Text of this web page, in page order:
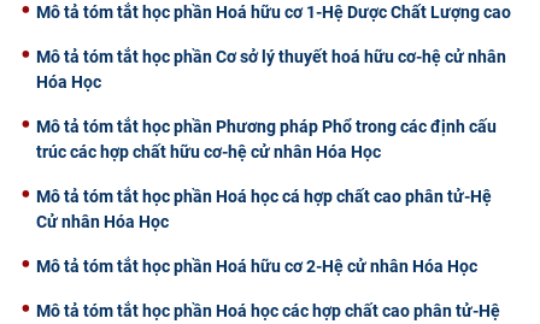
Mô tả tóm tắt học phần Hoá hữu cơ 1-Hệ Dược Chất Lượng cao
Mô tả tóm tắt học phần Cơ sở lý thuyết hoá hữu cơ-hệ cử nhân
Hóa Học
Mô tả tóm tắt học phần Phương pháp Phổ trong các định cấu
trúc các hợp chất hữu cơ-hệ cử nhân Hóa Học
Mô tả tóm tắt học phần Hoá học cá hợp chất cao phân tử-Hệ
Cử nhân Hóa Học
Mô tả tóm tắt học phần Hoá hữu cơ 2-Hệ cử nhân Hóa Học
Mô tả tóm tắt học phần Hoá học các hợp chất cao phân tử-Hệ